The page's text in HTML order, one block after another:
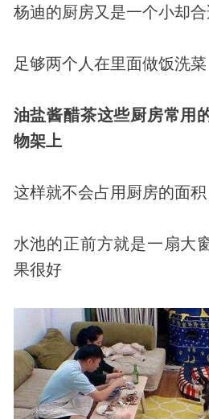
杨迪的厨房又是一个小却
足够两个人在里面做饭洗菜
油盐酱醋茶这些厨房常用
物架上
这样就不会占用厨房的面积
水池的正前方就是一扇大
果很好